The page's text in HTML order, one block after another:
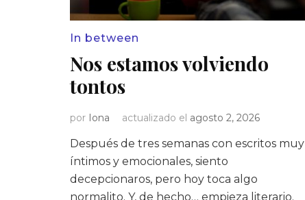
In between
Nos estamos volviendo
tontos
por Iona actualizado el agosto 2, 2026
Después de tres semanas con escritos muy
íntimos y emocionales, siento
decepcionaros, pero hoy toca algo
normalito. Y, de hecho… empieza literario.